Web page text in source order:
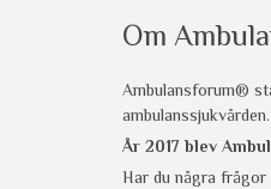
Om
Ambulansforum®
ambulanssjukvården.
År 2017 blev
Har du några